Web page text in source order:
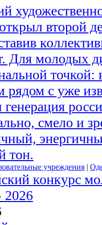
второй
Для молодых
рядом с уже
генерация
смело и
тон.
учреждения |
конкурс
2026